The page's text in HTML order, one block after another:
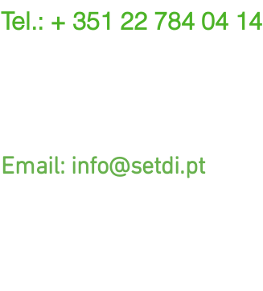
Tel.: + 351 22 784 04 14
Email: info@setdi.pt